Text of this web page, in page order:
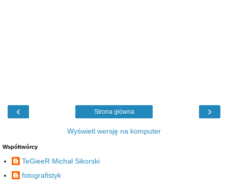
‹ ›
Strona główna
Wyświetl wersję na komputer
Współtwórcy
TeGieeR Michał Sikorski
fotografistyk